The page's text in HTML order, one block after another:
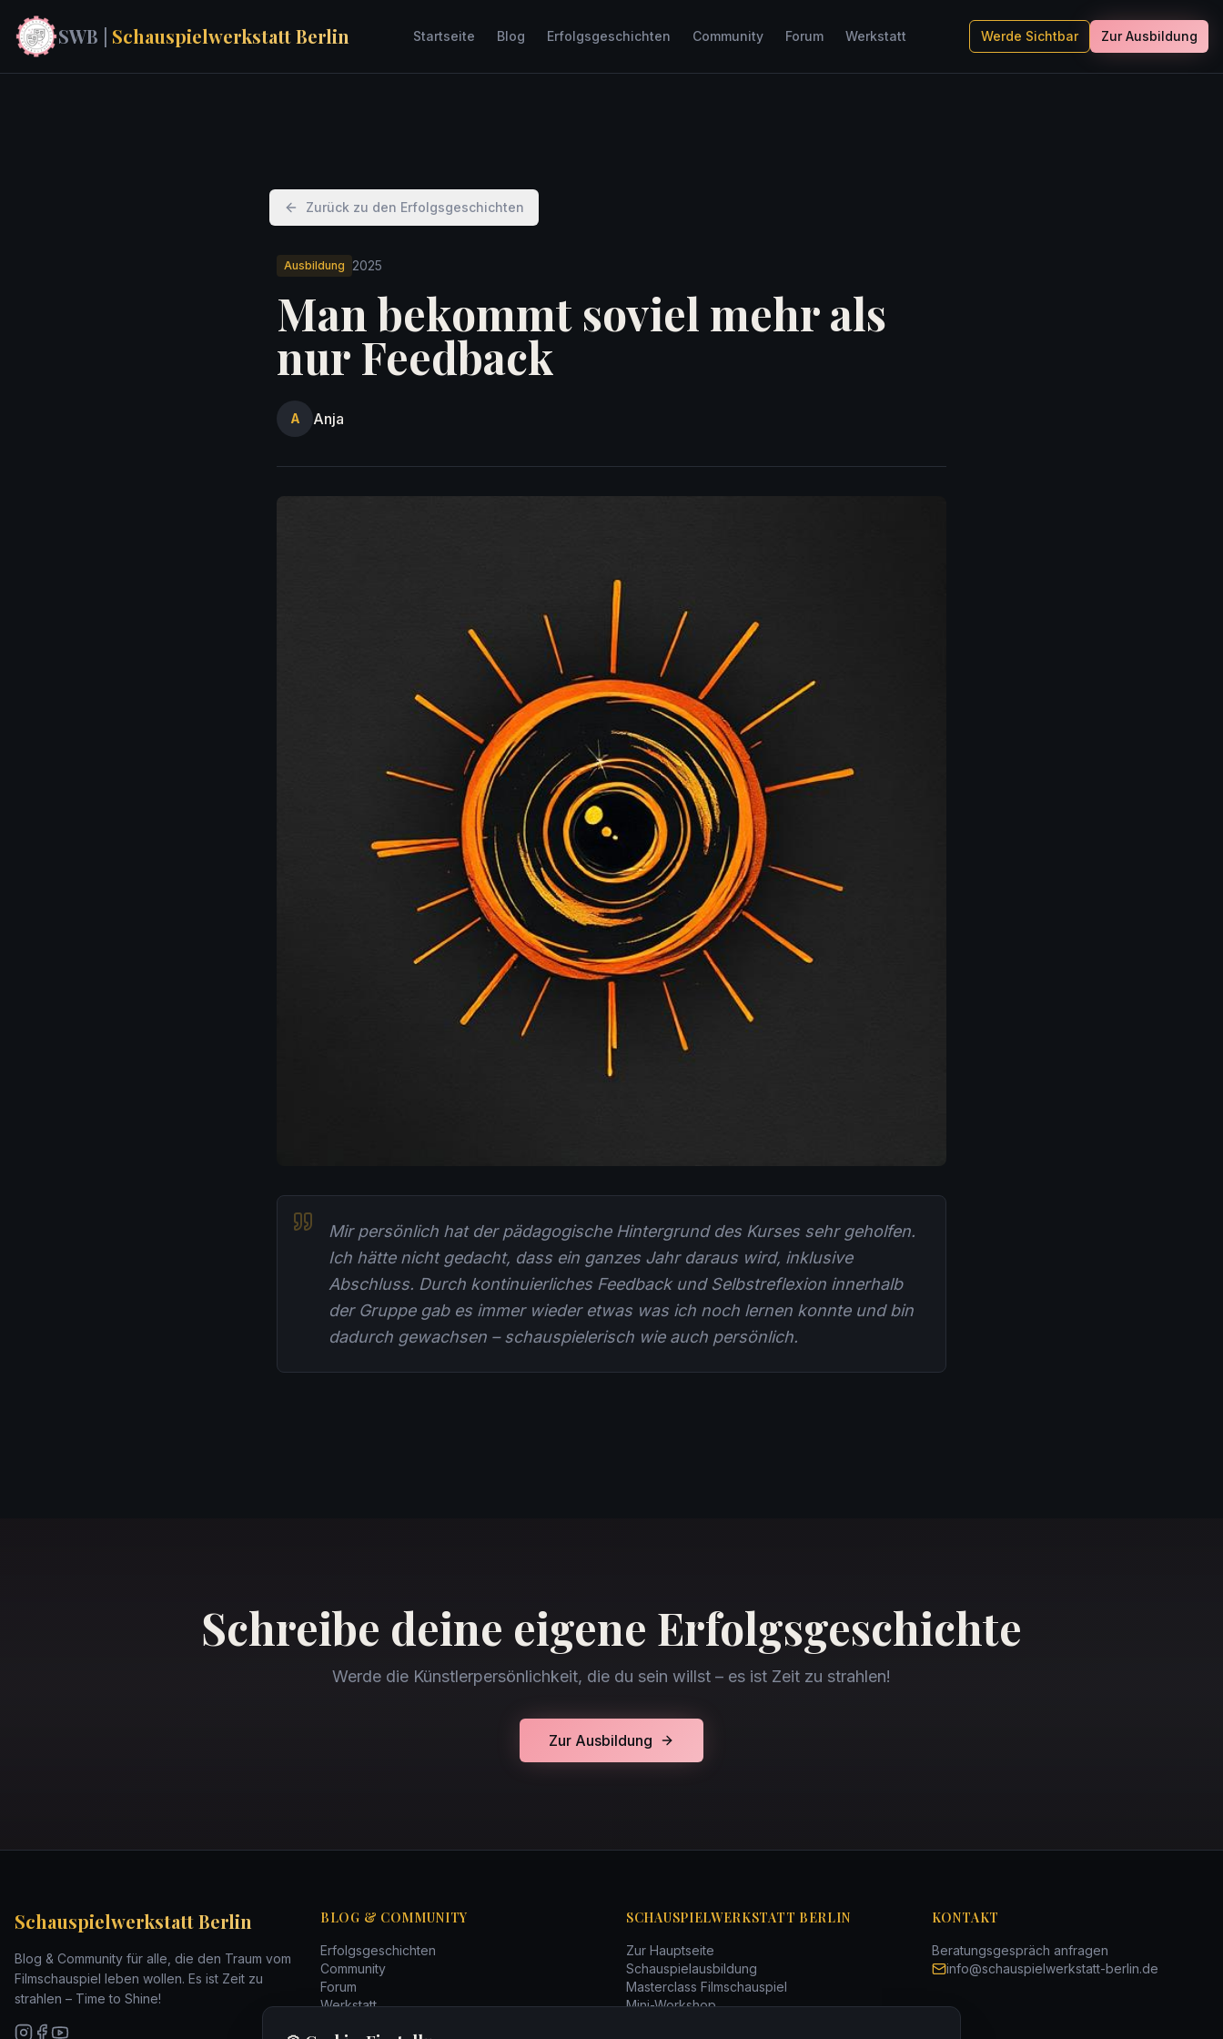
SWB | Schauspielwerkstatt Berlin Startseite Blog Erfolgsgeschichten Community Forum Werkstatt Werde Sichtbar Zur Ausbildung
Zurück zu den Erfolgsgeschichten
Ausbildung 2025
Man bekommt soviel mehr als
nur Feedback
A Anja
Mir persönlich hat der pädagogische Hintergrund des Kurses sehr geholfen.
Ich hätte nicht gedacht, dass ein ganzes Jahr daraus wird, inklusive
Abschluss. Durch kontinuierliches Feedback und Selbstreflexion innerhalb
der Gruppe gab es immer wieder etwas was ich noch lernen konnte und bin
dadurch gewachsen – schauspielerisch wie auch persönlich.
Schreibe deine eigene Erfolgsgeschichte
Werde die Künstlerpersönlichkeit, die du sein willst – es ist Zeit zu strahlen!
Zur Ausbildung
Schauspielwerkstatt Berlin
Blog & Community für alle, die den Traum vom
Filmschauspiel leben wollen. Es ist Zeit zu
strahlen – Time to Shine!
BLOG & COMMUNITY
Erfolgsgeschichten
Community
Forum
Werkstatt
SCHAUSPIELWERKSTATT BERLIN
Zur Hauptseite
Schauspielausbildung
Masterclass Filmschauspiel
Mini-Workshop
KONTAKT
Beratungsgespräch anfragen
info@schauspielwerkstatt-berlin.de